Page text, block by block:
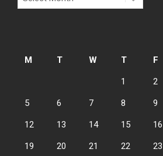
M
T W T F
1 2
5 6 7 8 9
12 13 14 15 16
19 20 21 22 23